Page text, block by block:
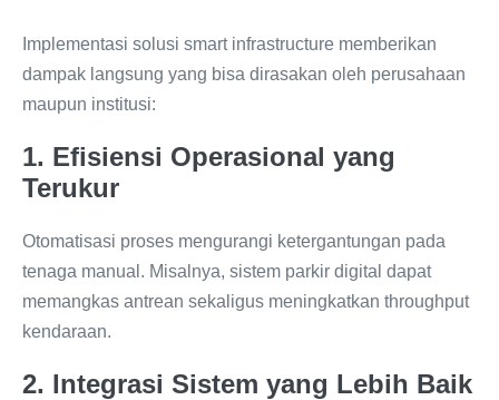
Implementasi solusi smart infrastructure memberikan
dampak langsung yang bisa dirasakan oleh perusahaan
maupun institusi:
1. Efisiensi Operasional yang
Terukur
Otomatisasi proses mengurangi ketergantungan pada
tenaga manual. Misalnya, sistem parkir digital dapat
memangkas antrean sekaligus meningkatkan throughput
kendaraan.
2. Integrasi Sistem yang Lebih Baik